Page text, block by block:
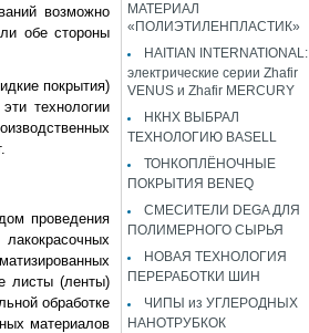
возможно
обе стороны
покрытия)
технологии
проведения
листы (ленты)
обработке
материалов
МАТЕРИАЛ
«ПОЛИЭТИЛЕНПЛАСТИК»
HAITIAN INTERNATIONAL:
электрические серии Zhafir
VENUS и Zhafir MERCURY
НКНХ ВЫБРАЛ
ТЕХНОЛОГИЮ BASELL
ТОНКОПЛЁНОЧНЫЕ
ПОКРЫТИЯ BENEQ
СМЕСИТЕЛИ DEGA ДЛЯ
ПОЛИМЕРНОГО СЫРЬЯ
НОВАЯ ТЕХНОЛОГИЯ
ПЕРЕРАБОТКИ ШИН
ЧИПЫ из УГЛЕРОДНЫХ
НАНОТРУБКОК